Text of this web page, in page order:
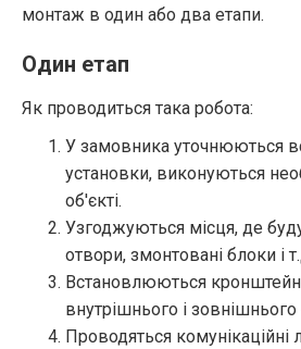
монтаж в один або два етапи.
Один етап
Як проводиться така робота:
У замовника уточнюються
установки, виконуються
об'єкті.
Узгоджуються місця, де
отвори, змонтовані блоки і
Встановлюються
внутрішнього і зовнішнього
Проводяться комунікаційні